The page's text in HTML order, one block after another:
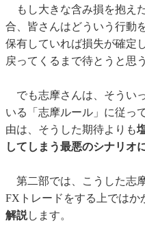
もし大きな含み損を抱え
合、皆さんはどういう行動
保有していれば損失が確定
戻ってくるまで待とうと思
でも志摩さんは、そうい
いる「志摩ルール」に従っ
由は、そうした期待よりも
してしまう最悪のシナリオ
第二部では、こうした志
FXトレードをする上ではか
解説します。